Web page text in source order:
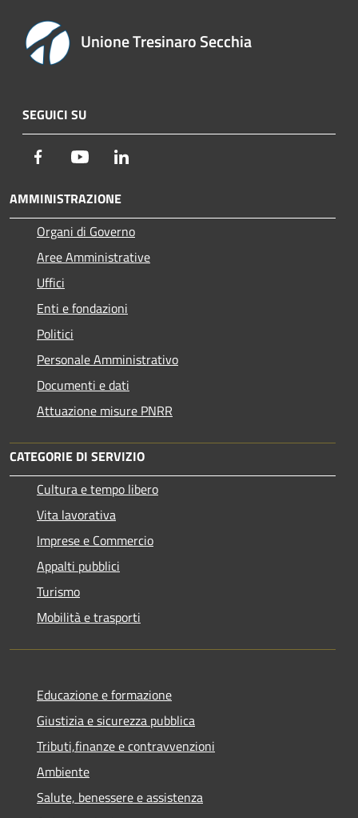
Unione Tresinaro Secchia
SEGUICI SU
Facebook Youtube
AMMINISTRAZIONE
Organi di Governo
Aree Amministrative
Uffici
Enti e fondazioni
Politici
Personale Amministrativo
Documenti e dati
Attuazione misure PNRR
CATEGORIE DI SERVIZIO
Cultura e tempo libero
Vita lavorativa
Imprese e Commercio
Appalti pubblici
Turismo
Mobilità e trasporti
Educazione e formazione
Giustizia e sicurezza pubblica
Tributi,finanze e contravvenzioni
Ambiente
Salute, benessere e assistenza